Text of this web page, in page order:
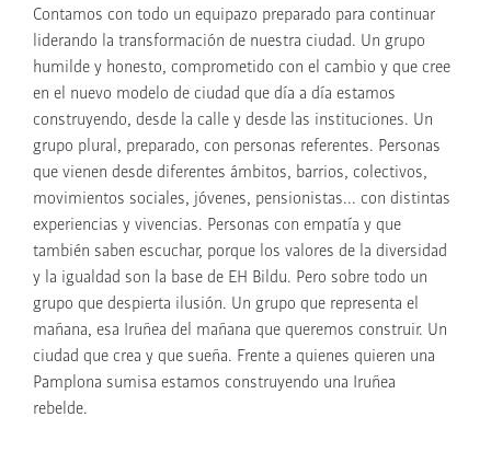
Contamos con todo un equipazo preparado para continuar
liderando la transformación de nuestra ciudad. Un grupo
humilde y honesto, comprometido con el cambio y que cree
en el nuevo modelo de ciudad que día a día estamos
construyendo, desde la calle y desde las instituciones. Un
grupo plural, preparado, con personas referentes. Personas
que vienen desde diferentes ámbitos, barrios, colectivos,
movimientos sociales, jóvenes, pensionistas... con distintas
experiencias y vivencias. Personas con empatía y que
también saben escuchar, porque los valores de la diversidad
y la igualdad son la base de EH Bildu. Pero sobre todo un
grupo que despierta ilusión. Un grupo que representa el
mañana, esa Iruñea del mañana que queremos construir. Un
ciudad que crea y que sueña. Frente a quienes quieren una
Pamplona sumisa estamos construyendo una Iruñea
rebelde.